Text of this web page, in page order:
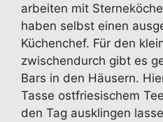
arbeiten mit
haben selbst einen
Küchenchef. Für den
zwischendurch gibt es
Bars in den Häusern.
Tasse ostfriesischem
den Tag ausklingen